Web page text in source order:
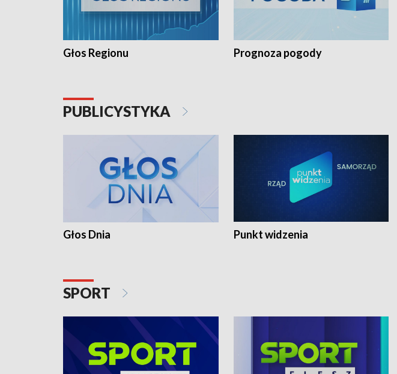
Głos Regionu Prognoza pogody
PUBLICYSTYKA
Głos Dnia Punkt widzenia
SPORT